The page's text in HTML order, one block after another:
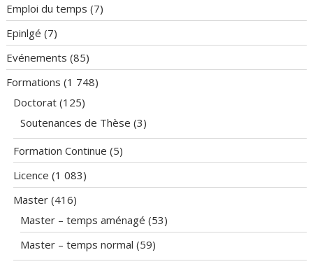
Emploi du temps (7)
Epinlgé (7)
Evénements (85)
Formations (1 748)
Doctorat (125)
Soutenances de Thèse (3)
Formation Continue (5)
Licence (1 083)
Master (416)
Master – temps aménagé (53)
Master – temps normal (59)